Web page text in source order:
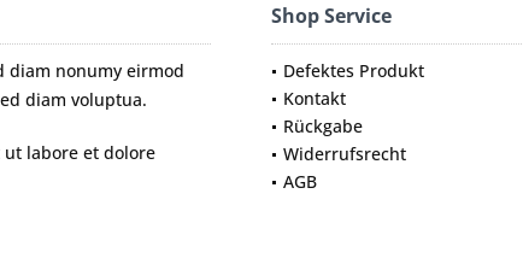
diam nonumy eirmod
diam voluptua.
labore et dolore
Shop Service
Defektes Produkt
Kontakt
Rückgabe
Widerrufsrecht
AGB